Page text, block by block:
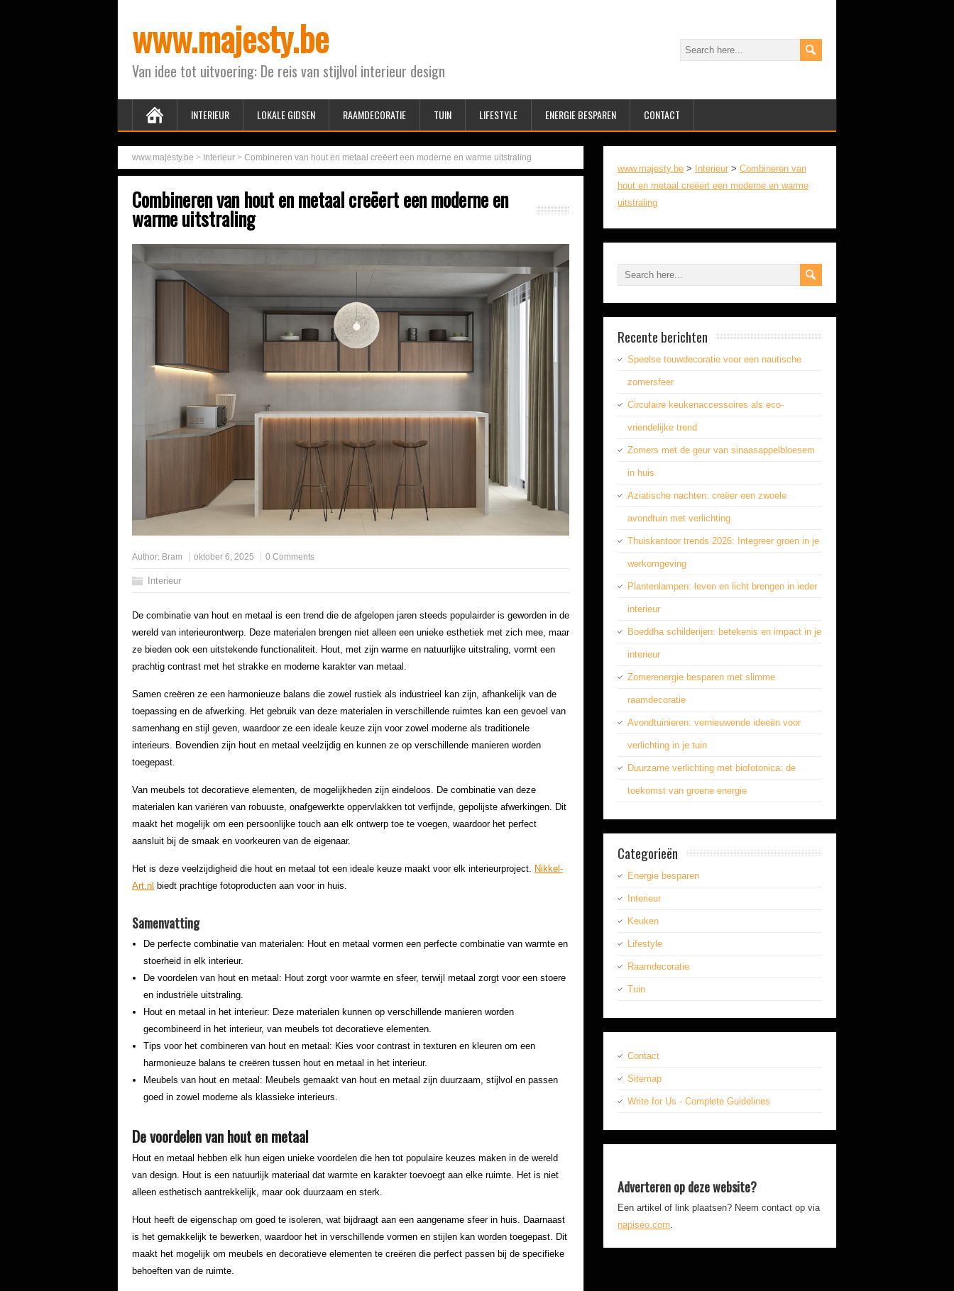
www.majesty.be
Van idee tot uitvoering: De reis van stijlvol interieur design
INTERIEUR LOKALE GIDSEN RAAMDECORATIE TUIN LIFESTYLE ENERGIE BESPAREN CONTACT
www.majesty.be > Interieur > Combineren van hout en metaal creëert een moderne en warme uitstraling
Combineren van hout en metaal creëert een moderne en
warme uitstraling
Author: Bram oktober 6, 2025 0 Comments
Interieur
De combinatie van hout en metaal is een trend die de afgelopen jaren steeds populairder is geworden in de
wereld van interieurontwerp. Deze materialen brengen niet alleen een unieke esthetiek met zich mee, maar
ze bieden ook een uitstekende functionaliteit. Hout, met zijn warme en natuurlijke uitstraling, vormt een
prachtig contrast met het strakke en moderne karakter van metaal.
Samen creëren ze een harmonieuze balans die zowel rustiek als industrieel kan zijn, afhankelijk van de
toepassing en de afwerking. Het gebruik van deze materialen in verschillende ruimtes kan een gevoel van
samenhang en stijl geven, waardoor ze een ideale keuze zijn voor zowel moderne als traditionele
interieurs. Bovendien zijn hout en metaal veelzijdig en kunnen ze op verschillende manieren worden
toegepast.
Van meubels tot decoratieve elementen, de mogelijkheden zijn eindeloos. De combinatie van deze
materialen kan variëren van robuuste, onafgewerkte oppervlakken tot verfijnde, gepolijste afwerkingen. Dit
maakt het mogelijk om een persoonlijke touch aan elk ontwerp toe te voegen, waardoor het perfect
aansluit bij de smaak en voorkeuren van de eigenaar.
Het is deze veelzijdigheid die hout en metaal tot een ideale keuze maakt voor elk interieurproject. Nikkel-
Art.nl biedt prachtige fotoproducten aan voor in huis.
Samenvatting
De perfecte combinatie van materialen: Hout en metaal vormen een perfecte combinatie van warmte en
stoerheid in elk interieur.
De voordelen van hout en metaal: Hout zorgt voor warmte en sfeer, terwijl metaal zorgt voor een stoere
en industriële uitstraling.
Hout en metaal in het interieur: Deze materialen kunnen op verschillende manieren worden
gecombineerd in het interieur, van meubels tot decoratieve elementen.
Tips voor het combineren van hout en metaal: Kies voor contrast in texturen en kleuren om een
harmonieuze balans te creëren tussen hout en metaal in het interieur.
Meubels van hout en metaal: Meubels gemaakt van hout en metaal zijn duurzaam, stijlvol en passen
goed in zowel moderne als klassieke interieurs.
De voordelen van hout en metaal
Hout en metaal hebben elk hun eigen unieke voordelen die hen tot populaire keuzes maken in de wereld
van design. Hout is een natuurlijk materiaal dat warmte en karakter toevoegt aan elke ruimte. Het is niet
alleen esthetisch aantrekkelijk, maar ook duurzaam en sterk.
Hout heeft de eigenschap om goed te isoleren, wat bijdraagt aan een aangename sfeer in huis. Daarnaast
is het gemakkelijk te bewerken, waardoor het in verschillende vormen en stijlen kan worden toegepast. Dit
maakt het mogelijk om meubels en decoratieve elementen te creëren die perfect passen bij de specifieke
behoeften van de ruimte.
www.majesty.be > Interieur > Combineren van
hout en metaal creëert een moderne en warme
uitstraling
Recente berichten
Speelse touwdecoratie voor een nautische
zomersfeer
Circulaire keukenaccessoires als eco-
vriendelijke trend
Zomers met de geur van sinaasappelbloesem
in huis
Aziatische nachten: creëer een zwoele
avondtuin met verlichting
Thuiskantoor trends 2026: Integreer groen in je
werkomgeving
Plantenlampen: leven en licht brengen in ieder
interieur
Boeddha schilderijen: betekenis en impact in je
interieur
Zomerenergie besparen met slimme
raamdecoratie
Avondtuinieren: vernieuwende ideeën voor
verlichting in je tuin
Duurzame verlichting met biofotonica: de
toekomst van groene energie
Categorieën
Energie besparen
Interieur
Keuken
Lifestyle
Raamdecoratie
Tuin
Contact
Sitemap
Write for Us - Complete Guidelines
Adverteren op deze website?
Een artikel of link plaatsen? Neem contact op via
napiseo.com.